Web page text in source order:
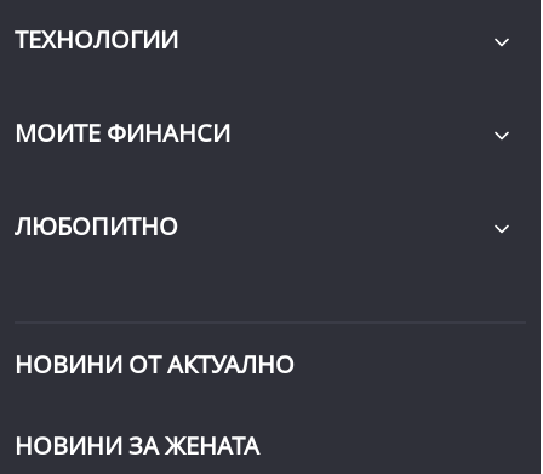
ТЕХНОЛОГИИ
МОИТЕ ФИНАНСИ
ЛЮБОПИТНО
НОВИНИ ОТ АКТУАЛНО
НОВИНИ ЗА ЖЕНАТА